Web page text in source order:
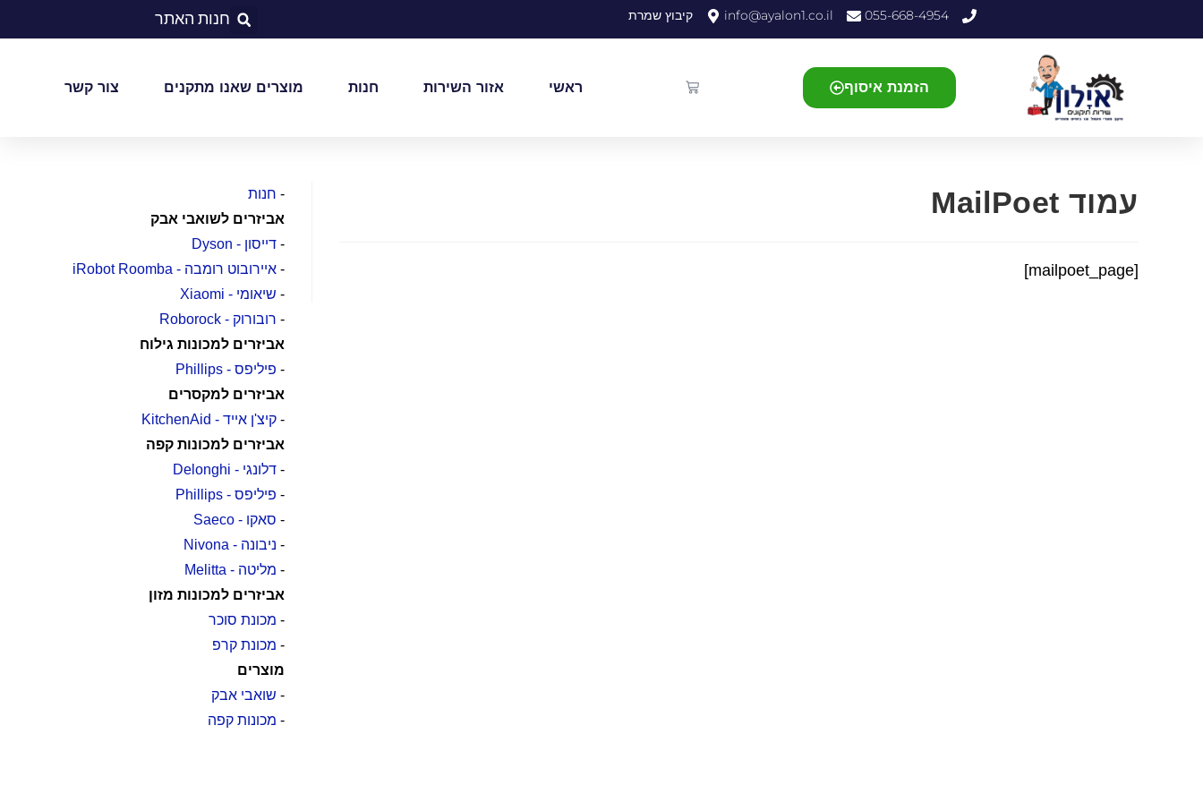
055-668-4954
info@ayalon1.co.il קיבוץ שמרת חנות האתר
הזמנת איסוף ראשי אזור השירות חנות מוצרים שאנו מתקנים צור קשר
עמוד MailPoet
[mailpoet_page]
- חנות
אביזרים לשואבי אבק
- דייסון - Dyson
- איירובוט רומבה - iRobot Roomba
- שיאומי - Xiaomi
- רובורוק - Roborock
אביזרים למכונות גילוח
- פיליפס - Phillips
אביזרים למקסרים
- קיצ'ן אייד - KitchenAid
אביזרים למכונות קפה
- דלונגי - Delonghi
- פיליפס - Phillips
- סאקו - Saeco
- ניבונה - Nivona
- מליטה - Melitta
אביזרים למכונות מזון
- מכונת סוכר
- מכונת קרפ
מוצרים
- שואבי אבק
- מכונות קפה